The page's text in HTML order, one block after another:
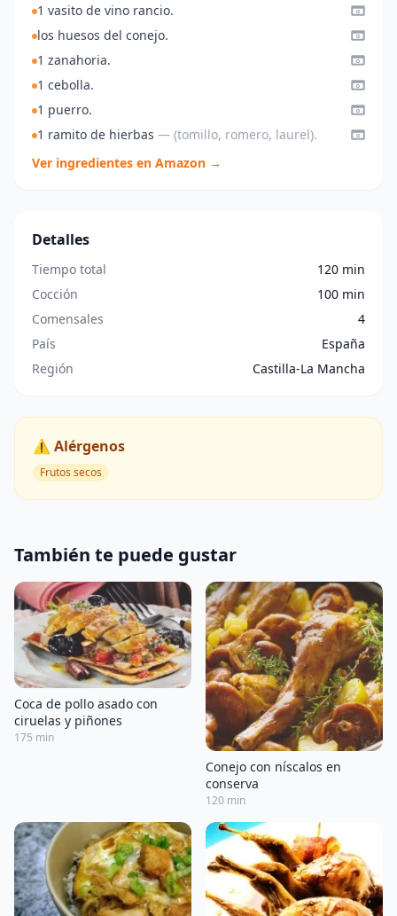
1 vasito de vino rancio.
los huesos del conejo.
1 zanahoria.
1 cebolla.
1 puerro.
1 ramito de hierbas — (tomillo, romero, laurel).
Ver ingredientes en Amazon →
Detalles
Tiempo total
120 min
Cocción
100 min
Comensales
4
País
España
Región
Castilla-La Mancha
⚠️ Alérgenos
Frutos secos
También te puede gustar
Coca de pollo asado con
ciruelas y piñones
175 min
Conejo con níscalos en
conserva
120 min